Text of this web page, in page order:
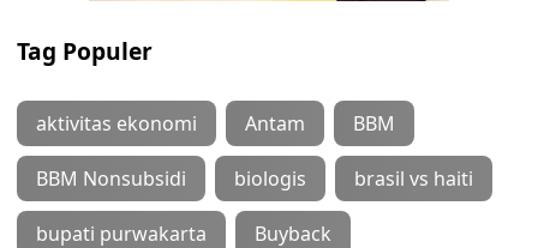
Tag Populer
aktivitas ekonomi Antam BBM
BBM Nonsubsidi biologis brasil vs haiti
bupati purwakarta Buyback